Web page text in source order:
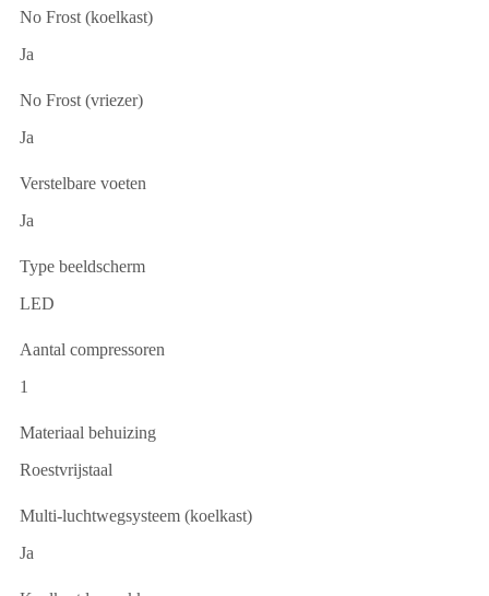
No Frost (koelkast)
Ja
No Frost (vriezer)
Ja
Verstelbare voeten
Ja
Type beeldscherm
LED
Aantal compressoren
1
Materiaal behuizing
Roestvrijstaal
Multi-luchtwegsysteem (koelkast)
Ja